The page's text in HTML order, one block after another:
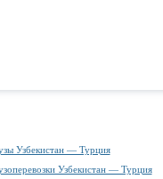
Узбекистан — Турция
Узбекистан — Турция